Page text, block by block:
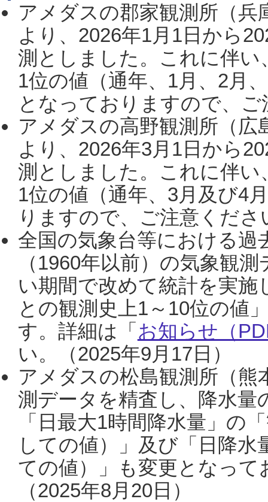
アメダスの郡家観測所（
より、2026年1月1日から
測としました。これに伴い
1位の値（通年、1月、2月
となっておりますので、
アメダスの高野観測所（
より、2026年3月1日から
測としました。これに伴い
1位の値（通年、3月及び4
りますので、ご注意くだ
全国の気象台等における過
（1960年以前）の気象観
い期間で改めて統計を実
との観測史上1～10位の値
す。詳細は「 お知らせ（
い。（2025年9月17日）
アメダスの松島観測所（熊
測データを精査し、降水
「日最大1時間降水量」の
しての値）」及び「日降
ての値）」も変更となっ
（2025年8月20日）